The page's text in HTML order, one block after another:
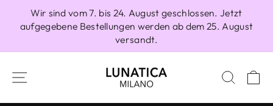
Inhalt
Wir sind vom 7. bis 24. August geschlossen. Jetzt
aufgegebene Bestellungen werden ab dem 25. August
versandt.
SEITENNAVIGATION